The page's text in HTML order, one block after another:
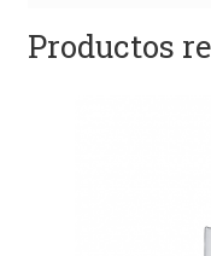
Productos